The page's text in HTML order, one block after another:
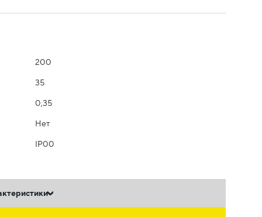
200
35
0,35
Нет
IP00